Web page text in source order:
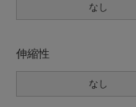
なし
伸縮性
なし